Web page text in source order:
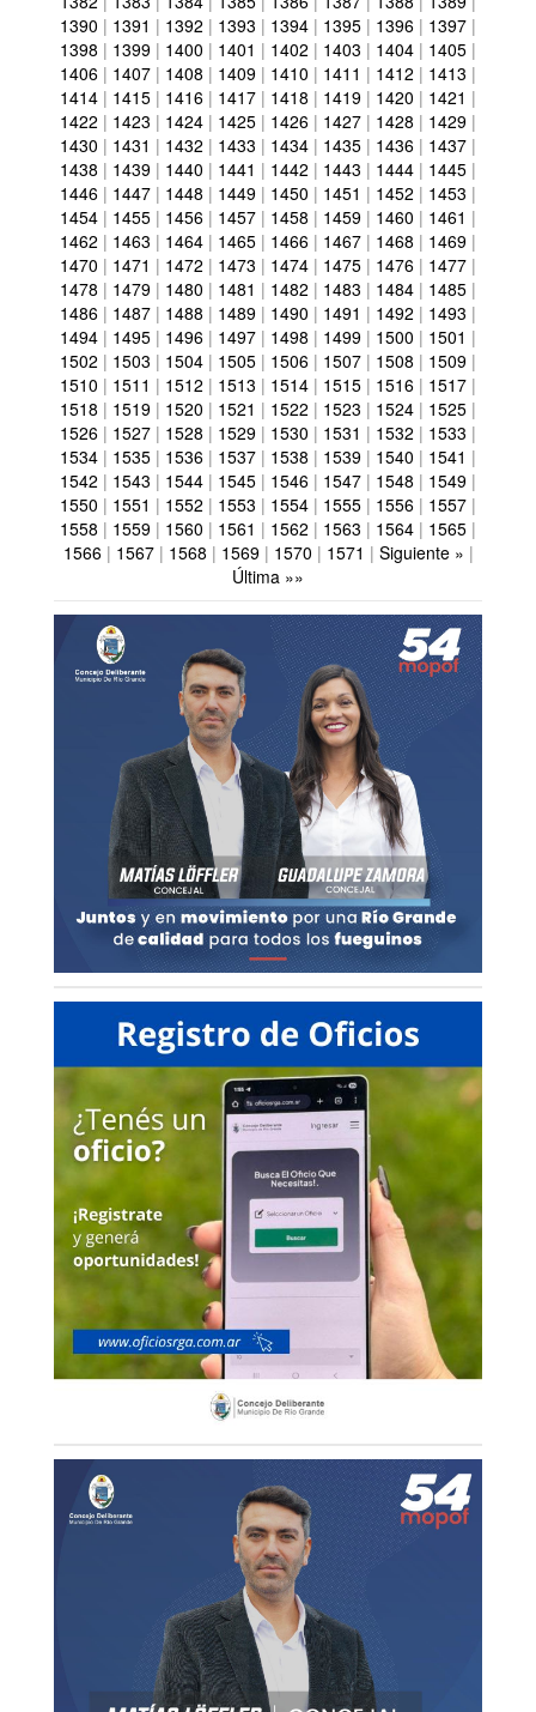
1390 | 1391 | 1392 | 1393 | 1394 | 1395 | 1396 | 1397 |
1398 | 1399 | 1400 | 1401 | 1402 | 1403 | 1404 | 1405 |
1406 | 1407 | 1408 | 1409 | 1410 | 1411 | 1412 | 1413 |
1414 | 1415 | 1416 | 1417 | 1418 | 1419 | 1420 | 1421 |
1422 | 1423 | 1424 | 1425 | 1426 | 1427 | 1428 | 1429 |
1430 | 1431 | 1432 | 1433 | 1434 | 1435 | 1436 | 1437 |
1438 | 1439 | 1440 | 1441 | 1442 | 1443 | 1444 | 1445 |
1446 | 1447 | 1448 | 1449 | 1450 | 1451 | 1452 | 1453 |
1454 | 1455 | 1456 | 1457 | 1458 | 1459 | 1460 | 1461 |
1462 | 1463 | 1464 | 1465 | 1466 | 1467 | 1468 | 1469 |
1470 | 1471 | 1472 | 1473 | 1474 | 1475 | 1476 | 1477 |
1478 | 1479 | 1480 | 1481 | 1482 | 1483 | 1484 | 1485 |
1486 | 1487 | 1488 | 1489 | 1490 | 1491 | 1492 | 1493 |
1494 | 1495 | 1496 | 1497 | 1498 | 1499 | 1500 | 1501 |
1502 | 1503 | 1504 | 1505 | 1506 | 1507 | 1508 | 1509 |
1510 | 1511 | 1512 | 1513 | 1514 | 1515 | 1516 | 1517 |
1518 | 1519 | 1520 | 1521 | 1522 | 1523 | 1524 | 1525 |
1526 | 1527 | 1528 | 1529 | 1530 | 1531 | 1532 | 1533 |
1534 | 1535 | 1536 | 1537 | 1538 | 1539 | 1540 | 1541 |
1542 | 1543 | 1544 | 1545 | 1546 | 1547 | 1548 | 1549 |
1550 | 1551 | 1552 | 1553 | 1554 | 1555 | 1556 | 1557 |
1558 | 1559 | 1560 | 1561 | 1562 | 1563 | 1564 | 1565 |
1566| 1567| 1568 | 1569| 1570 | 1571 | Siguiente » |
Última »»